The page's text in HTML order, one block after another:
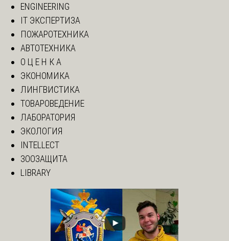
ENGINEERING
IT ЭКСПЕРТИЗА
ПОЖАРОТЕХНИКА
АВТОТЕХНИКА
О Ц Е Н К А
ЭКОНОМИКА
ЛИНГВИСТИКА
ТОВАРОВЕДЕНИЕ
ЛАБОРАТОРИЯ
ЭКОЛОГИЯ
INTELLECT
ЗООЗАЩИТА
LIBRARY